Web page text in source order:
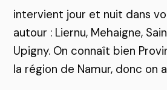
intervient jour et nuit dans
autour : Liernu, Mehaigne,
Upigny. On connaît bien
la région de Namur, donc on